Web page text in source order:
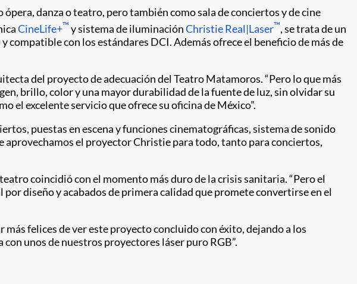
danza o teatro, pero también como sala de conciertos y de cine
CineLife+™ y sistema de iluminaciónChristie Real|Laser™, se trata de un
compatible con los estándares DCI. Además ofrece el beneficio de más de
del proyecto de adecuación del Teatro Matamoros. “Pero lo que más
brillo, color y una mayor durabilidad de la fuente de luz, sin olvidar su
el excelente servicio que ofrece su oficina de México”.
puestas en escena y funciones cinematográficas, sistema de sonido
aprovechamos el proyector Christie para todo, tanto para conciertos,
coincidió con el momento más duro de la crisis sanitaria. “Pero el
diseño y acabados de primera calidad que promete convertirse en el
felices de ver este proyecto concluido con éxito, dejando a los
unos de nuestros proyectores láser puro RGB”.